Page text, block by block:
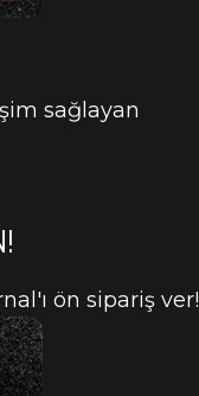
sağlayan
ön sipariş ver!